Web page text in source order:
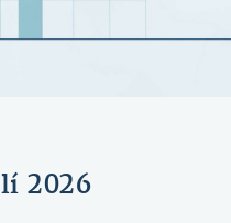
2026